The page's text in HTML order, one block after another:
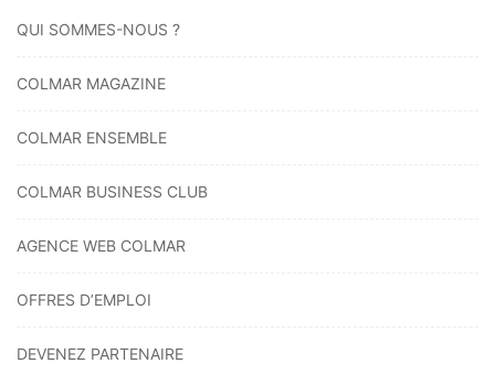
QUI SOMMES-NOUS ?
COLMAR MAGAZINE
COLMAR ENSEMBLE
COLMAR BUSINESS CLUB
AGENCE WEB COLMAR
OFFRES D’EMPLOI
DEVENEZ PARTENAIRE